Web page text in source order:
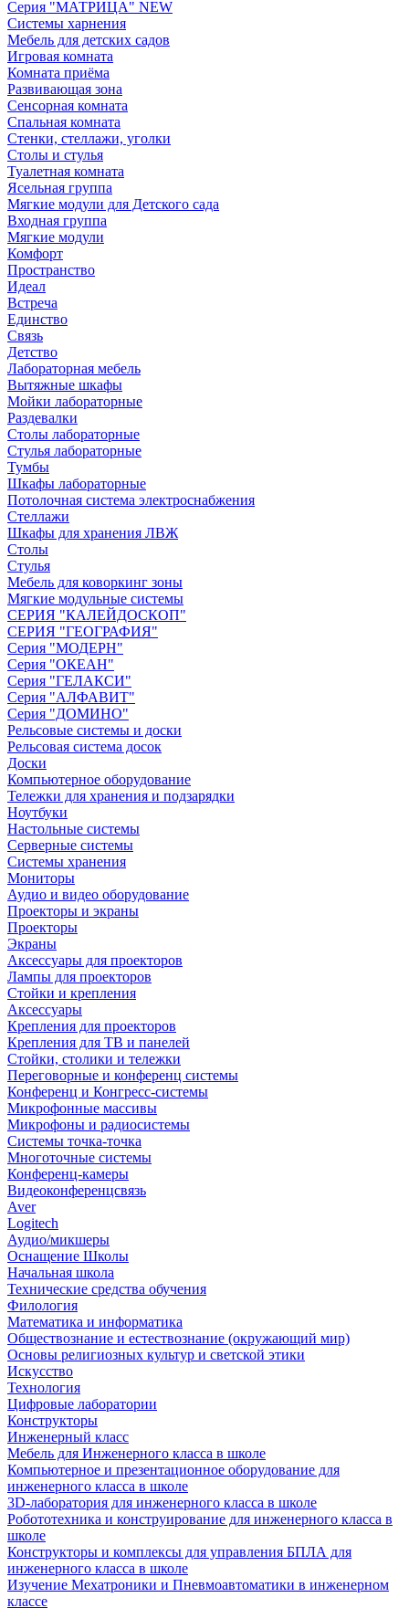
Серия "МАТРИЦА" NEW
Системы харнения
Мебель для детских садов
Игровая комната
Комната приёма
Развивающая зона
Сенсорная комната
Спальная комната
Стенки, стеллажи, уголки
Столы и стулья
Туалетная комната
Ясельная группа
Мягкие модули для Детского сада
Входная группа
Мягкие модули
Комфорт
Пространство
Идеал
Встреча
Единство
Связь
Детство
Лабораторная мебель
Вытяжные шкафы
Мойки лабораторные
Раздевалки
Столы лабораторные
Стулья лабораторные
Тумбы
Шкафы лабораторные
Потолочная система электроснабжения
Стеллажи
Шкафы для хранения ЛВЖ
Столы
Стулья
Мебель для коворкинг зоны
Мягкие модульные системы
СЕРИЯ "КАЛЕЙДОСКОП"
СЕРИЯ "ГЕОГРАФИЯ"
Серия "МОДЕРН"
Серия "ОКЕАН"
Серия "ГЕЛАКСИ"
Серия "АЛФАВИТ"
Серия "ДОМИНО"
Рельсовые системы и доски
Рельсовая система досок
Доски
Компьютерное оборудование
Тележки для хранения и подзарядки
Ноутбуки
Настольные системы
Серверные системы
Системы хранения
Мониторы
Аудио и видео оборудование
Проекторы и экраны
Проекторы
Экраны
Аксессуары для проекторов
Лампы для проекторов
Стойки и крепления
Аксессуары
Крепления для проекторов
Крепления для ТВ и панелей
Стойки, столики и тележки
Переговорные и конференц системы
Конференц и Конгресс-системы
Микрофонные массивы
Микрофоны и радиосистемы
Системы точка-точка
Многоточные системы
Конференц-камеры
Видеоконференцсвязь
Aver
Logitech
Аудио/микшеры
Оснащение Школы
Начальная школа
Технические средства обучения
Филология
Математика и информатика
Обществознание и естествознание (окружающий мир)
Основы религиозных культур и светской этики
Искусство
Технология
Цифровые лаборатории
Конструкторы
Инженерный класс
Мебель для Инженерного класса в школе
Компьютерное и презентационное оборудование для
инженерного класса в школе
3D-лаборатория для инженерного класса в школе
Робототехника и конструирование для инженерного класса в
школе
Конструкторы и комплексы для управления БПЛА для
инженерного класса в школе
Изучение Мехатроники и Пневмоавтоматики в инженерном
классе